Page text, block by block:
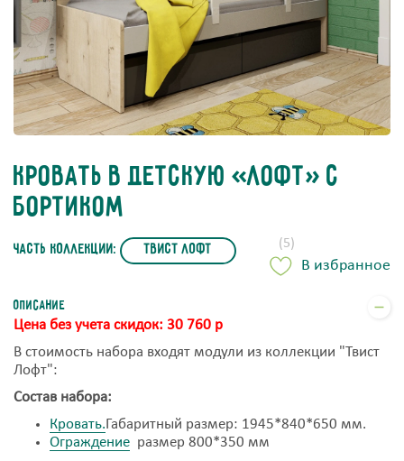
Кровать в детскую «Лофт» с
бортиком
часть коллекции: Твист Лофт (5)
В избранное
Описание
Цена без учета скидок: 30 760 р
В стоимость набора входят модули из коллекции "Твист
Лофт":
Состав набора:
Кровать.Габаритный размер: 1945*840*650 мм.
Ограждение размер 800*350 мм